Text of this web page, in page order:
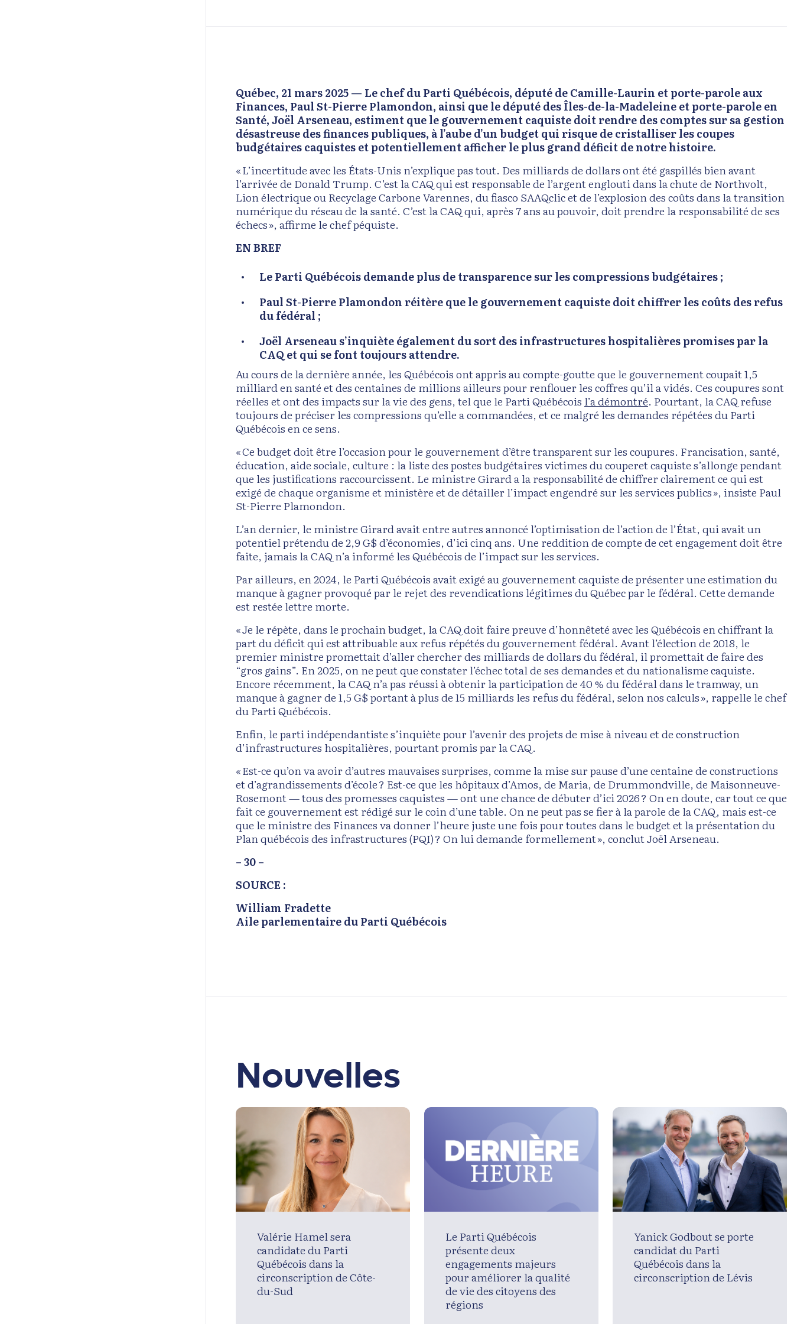
Québec, 21 mars 2025 — Le chef du Parti Québécois, député de Camille-Laurin et porte-parole aux
Finances, Paul St-Pierre Plamondon, ainsi que le député des Îles-de-la-Madeleine et porte-parole en
Santé, Joël Arseneau, estiment que le gouvernement caquiste doit rendre des comptes sur sa gestion
désastreuse des finances publiques, à l’aube d’un budget qui risque de cristalliser les coupes
budgétaires caquistes et potentiellement afficher le plus grand déficit de notre histoire.
« L’incertitude avec les États-Unis n’explique pas tout. Des milliards de dollars ont été gaspillés bien avant
l’arrivée de Donald Trump. C’est la CAQ qui est responsable de l’argent englouti dans la chute de Northvolt,
Lion électrique ou Recyclage Carbone Varennes, du fiasco SAAQclic et de l’explosion des coûts dans la transition
numérique du réseau de la santé. C’est la CAQ qui, après 7 ans au pouvoir, doit prendre la responsabilité de ses
échecs », affirme le chef péquiste.
EN BREF
Le Parti Québécois demande plus de transparence sur lescompressions budgétaires ;
Paul St-Pierre Plamondon réitère que le gouvernement caquiste doit chiffrer les coûts des refus
du fédéral ;
Joël Arseneau s’inquiète également du sort des infrastructures hospitalières promises par la
CAQ et qui se font toujours attendre.
Au cours de la dernière année, les Québécois ont appris au compte-goutte que le gouvernement coupait 1,5
milliard en santé et des centaines de millions ailleurs pour renflouer les coffres qu’il a vidés. Ces coupures sont
réelles et ont des impacts sur la vie des gens, tel que le Parti Québécois l’a démontré. Pourtant, la CAQ refuse
toujours de préciser les compressions qu’elle a commandées, et ce malgré les demandes répétées du Parti
Québécois en ce sens.
« Ce budget doit être l’occasion pour le gouvernement d’être transparent sur les coupures. Francisation, santé,
éducation, aide sociale, culture : la liste des postes budgétaires victimes du couperet caquiste s’allonge pendant
que les justifications raccourcissent. Le ministre Girard a la responsabilité de chiffrer clairement ce qui est
exigé de chaque organisme et ministère et de détailler l’impact engendré sur les services publics », insiste Paul
St-Pierre Plamondon.
L’an dernier, le ministre Girard avait entre autres annoncé l’optimisation de l’action de l’État, qui avait un
potentiel prétendu de 2,9 G$ d’économies, d’ici cinq ans. Une reddition de compte de cet engagement doit être
faite, jamais la CAQ n’a informé les Québécois de l’impact sur les services.
Par ailleurs, en 2024, le Parti Québécois avait exigé au gouvernement caquiste de présenter une estimation du
manque à gagner provoqué par le rejet des revendications légitimes du Québec par le fédéral. Cette demande
est restée lettre morte.
« Je le répète, dans le prochain budget, la CAQ doit faire preuve d’honnêteté avec les Québécois en chiffrant la
part du déficit qui est attribuable aux refus répétés du gouvernement fédéral. Avant l’élection de 2018, le
premier ministre promettait d’aller chercher des milliards de dollars du fédéral, il promettait de faire des
“gros gains”. En 2025, on ne peut que constater l’échec total de ses demandes et du nationalisme caquiste.
Encore récemment, la CAQ n’a pas réussi à obtenir la participation de 40 % du fédéral dans le tramway, un
manque à gagner de 1,5 G$ portant à plus de 15 milliards les refus du fédéral, selon nos calculs », rappelle le chef
du Parti Québécois.
Enfin, le parti indépendantiste s’inquiète pour l’avenir des projets de mise à niveau et de construction
d’infrastructures hospitalières, pourtant promis par la CAQ.
« Est-ce qu’on va avoir d’autres mauvaises surprises, comme la mise sur pause d’une centaine de constructions
et d’agrandissements d’école ? Est-ce que les hôpitaux d’Amos, de Maria, de Drummondville, de Maisonneuve-
Rosemont — tous des promesses caquistes — ont une chance de débuter d’ici 2026 ? On en doute, car tout ce que
fait ce gouvernement est rédigé sur le coin d’une table. On ne peut pas se fier à la parole de la CAQ, mais est-ce
que le ministre des Finances va donner l’heure juste une fois pour toutes dans le budget et la présentation du
Plan québécois des infrastructures (PQI) ? On lui demande formellement », conclut Joël Arseneau.
– 30 –
SOURCE :
William Fradette
Aile parlementaire du Parti Québécois
Nouvelles
Valérie Hamel sera
candidate du Parti
Québécois dans la
circonscription de Côte-
du-Sud
Le Parti Québécois
présente deux
engagements majeurs
pour améliorer la qualité
de vie des citoyens des
régions
Yanick Godbout se porte
candidat du Parti
Québécois dans la
circonscription de Lévis